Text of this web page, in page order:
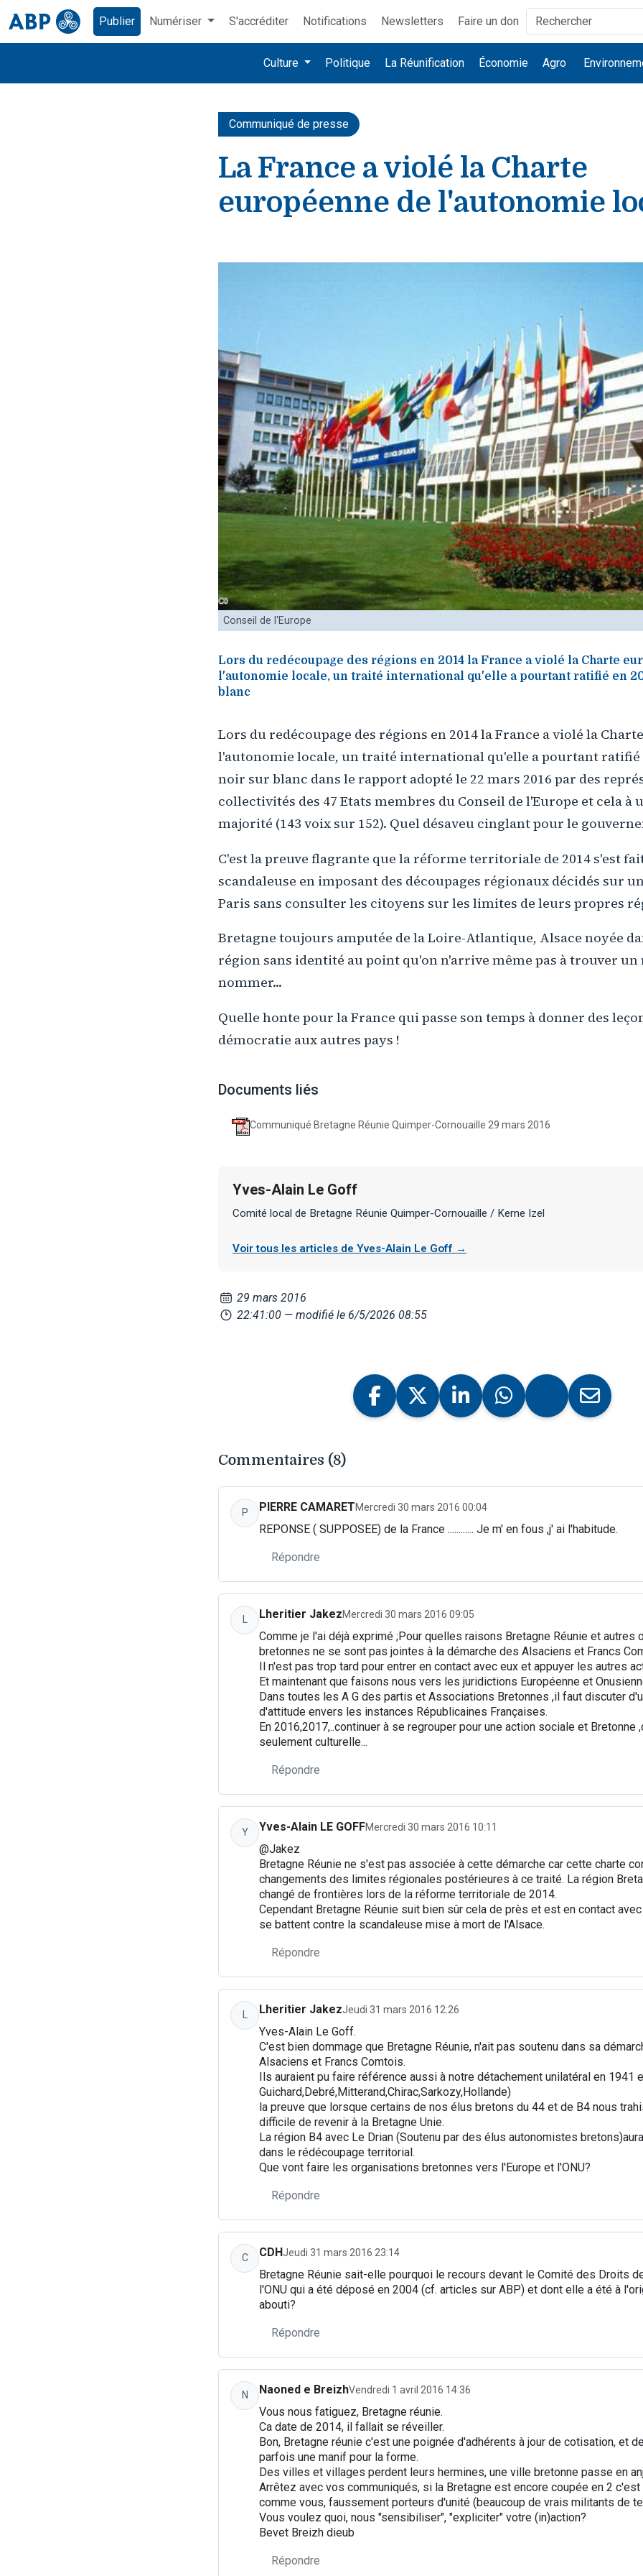
Publier Numériser S'accréditer Notifications Newsletters Faire un don
Culture Politique La Réunification Économie Agro
Communiqué de presse
La France a violé la Charte
européenne de l'autonomie
Conseil de l'Europe
Lors du redécoupage des régions en 2014 la France a violé la Charte
l'autonomie locale, un traité international qu'elle a pourtant ratifié en
blanc
Lors du redécoupage des régions en 2014 la France a violé la
l'autonomie locale, un traité international qu'elle a pourtant ratifié
noir sur blanc dans le rapport adopté le 22 mars 2016 par des
collectivités des 47 Etats membres du Conseil de l'Europe et cela à
majorité (143 voix sur 152). Quel désaveu cinglant pour le
C'est la preuve flagrante que la réforme territoriale de 2014 s'est
scandaleuse en imposant des découpages régionaux décidés sur
Paris sans consulter les citoyens sur les limites de leurs propres
Bretagne toujours amputée de la Loire-Atlantique, Alsace noyée
région sans identité au point qu'on n'arrive même pas à trouver
nommer...
Quelle honte pour la France qui passe son temps à donner des
démocratie aux autres pays !
Documents liés
Communiqué Bretagne Réunie Quimper-Cornouaille 29 mars 2016
Yves-Alain Le Goff
Comité local de Bretagne Réunie Quimper-Cornouaille / Kerne Izel
Voir tous les articles de Yves-Alain Le Goff →
29 mars 2016
22:41:00 — modifié le 6/5/2026 08:55
Commentaires (8)
P PIERRE CAMARETMercredi 30 mars 2016 00:04
REPONSE ( SUPPOSEE) de la France ............ Je m' en fous ,j' ai l'habitude.
Répondre
Lheritier JakezMercredi 30 mars 2016 09:05
Comme je l'ai déjà exprimé ;Pour quelles raisons Bretagne Réunie et autres
bretonnes ne se sont pas jointes à la démarche des Alsaciens et Francs
Il n'est pas trop tard pour entrer en contact avec eux et appuyer les autres
Et maintenant que faisons nous vers les juridictions Européenne et
Dans toutes les A G des partis et Associations Bretonnes ,il faut discuter
d'attitude envers les instances Républicaines Françaises.
En 2016,2017,..continuer à se regrouper pour une action sociale et Bretonne
seulement culturelle...
Répondre
Y Yves-Alain LE GOFFMercredi 30 mars 2016 10:11
@Jakez
Bretagne Réunie ne s'est pas associée à cette démarche car cette charte
changements des limites régionales postérieures à ce traité. La région
changé de frontières lors de la réforme territoriale de 2014.
Cependant Bretagne Réunie suit bien sûr cela de près et est en contact
se battent contre la scandaleuse mise à mort de l'Alsace.
Répondre
Lheritier JakezJeudi 31 mars 2016 12:26
Yves-Alain Le Goff.
C'est bien dommage que Bretagne Réunie, n'ait pas soutenu dans sa
Alsaciens et Francs Comtois.
Ils auraient pu faire référence aussi à notre détachement unilatéral en 1941
Guichard,Debré,Mitterand,Chirac,Sarkozy,Hollande)
la preuve que lorsque certains de nos élus bretons du 44 et de B4 nous
difficile de revenir à la Bretagne Unie.
La région B4 avec Le Drian (Soutenu par des élus autonomistes
dans le rédécoupage territorial.
Que vont faire les organisations bretonnes vers l'Europe et l'ONU?
Répondre
C CDHJeudi 31 mars 2016 23:14
Bretagne Réunie sait-elle pourquoi le recours devant le Comité des Droits
l'ONU qui a été déposé en 2004 (cf. articles sur ABP) et dont elle a été à
abouti?
Répondre
N Naoned e BreizhVendredi 1 avril 2016 14:36
Vous nous fatiguez, Bretagne réunie.
Ca date de 2014, il fallait se réveiller.
Bon, Bretagne réunie c'est une poignée d'adhérents à jour de cotisation, et
parfois une manif pour la forme.
Des villes et villages perdent leurs hermines, une ville bretonne passe en
Arrêtez avec vos communiqués, si la Bretagne est encore coupée en 2
comme vous, faussement porteurs d'unité (beaucoup de vrais militants de
Vous voulez quoi, nous "sensibiliser", "expliciter" votre (in)action?
Bevet Breizh dieub
Répondre